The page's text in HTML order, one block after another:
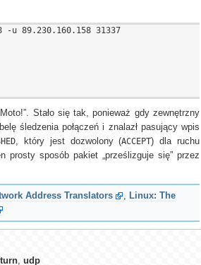
u 89.230.160.158 31337
Stało się tak, ponieważ gdy zewnętrzny
śledzenia połączeń i znalazł pasujący wpis
, który jest dozwolony (ACCEPT) dla ruchu
prosty sposób pakiet „prześlizguje się” przez
Address Translators , Linux: The
turn, udp